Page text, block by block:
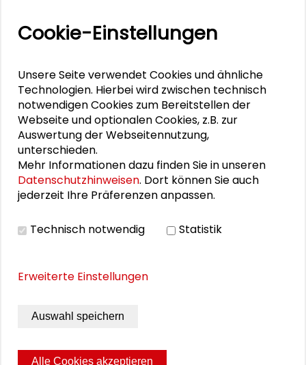
Personen im Kontext
Gabriele Abels
Klaus-Dieter Altmeppen
Stephan Lessenich
Julian Wékel
Cookie-Einstellungen
Unsere Seite verwendet Cookies und ähnliche
Technologien. Hierbei wird zwischen technisch
notwendigen Cookies zum Bereitstellen der
Webseite und optionalen Cookies, z.B. zur
Auswertung der Webseitennutzung,
unterschieden.
Mehr Informationen dazu finden Sie in unseren
Datenschutzhinweisen. Dort können Sie auch
jederzeit Ihre Präferenzen anpassen.
Technisch notwendig Statistik
Erweiterte Einstellungen
Auswahl speichern
Alle Cookies akzeptieren